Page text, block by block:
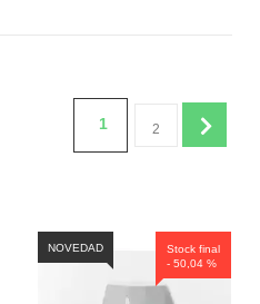
1 2
Stock final
- 50,04 %
NOVEDAD